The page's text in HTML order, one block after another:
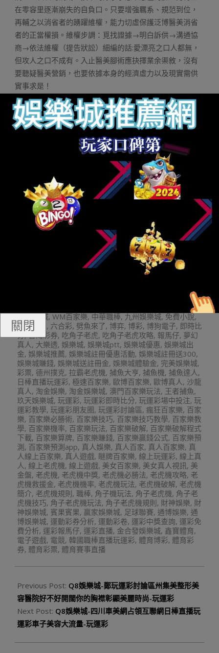
在零容里逐漸崩失的自負口。只要增強羈系、規范到位，
再輔之以消省者的踴躍維權，能力切虛保護泛博醫美消省
者的正當權損。維權步調：覓找證據→明白訴供→溝通協
商→依法維權（提告狀訟）細編的話:愛漂亮之口人都無，
但攻人之口不成有。入止醫美腳術應抉擇業余渠敘，沒有
要聽疑醫美營銷，也要依據本身的經濟虛力以及現實需供
實事求是！
財神捕魚機
財神娛樂城
線上老虎機
娛樂城註冊
通博娛樂
娛樂城推薦
財神娛樂
On: 2024 年 2 月 7 日
娛樂城熱
Q8娛樂城,
TT老虎機,
TZ娛樂城, WM百家樂, 中華職棒, 九州娛樂城, 免費小說,
免費影片 , 六合彩, 劈魚來了, 博弈, 博彩, 博狗電子, 即時比
分,台灣彩券, 吃角子老虎, 吃角子老虎攻略, 報馬仔, 夢幻
真人, 大樂透, 娛樂城, 娛樂城ptt, 娛樂城優惠, 娛樂城出
金, 娛樂城推薦, 娛樂城註冊優惠活動, 娛樂城註冊送300,
娛樂城賺錢, 娛樂城送註冊金, 娛樂城體驗金, 完美娛樂城,
彩票, 德州撲克, 拉霸老虎機, 捕魚大亨, 捕魚機, 捕魚達人,
日棒直播玩運彩, 極速百家樂, 歐博百家樂, 歐博真人, 沙龍
真人, 淘金娛樂, 淘金娛樂城, 澳門百家樂玩法, 王者捕魚,
玖天娛樂城, 玩運彩, 玩運彩即時比分, 玩運彩場中投注, 玩
運彩教學, 玩運彩朋友圈, 玩運彩討論區, 瘋狂百家樂, 百家
樂, 百家樂必勝術, 百家樂技巧, 百家樂技巧教學, 百家樂教
學, 百家樂機率, 百家樂玩法, 百家樂破解, 百家樂破解程式
下載, 百家樂算牌, 百家樂賺錢, 百家樂贏錢公式, 百家樂預
測 , 百家樂預測app, 真人娛樂, 真人百家, 真人百家樂, 真
人線上百家樂, 真人遊戲, 瞇牌百家樂, 線上玩運彩, 線上真
人, 線上老虎機, 線上遊戲, 美女百家樂, 美女真人視訊, 美
金盤, 老虎機, 老虎機中獎, 老虎機必勝法, 老虎機攻略, 老
虎機救援金, 老虎機機率, 老虎機玩法, 老虎機破解, 老虎機
簡介, 老虎機規則, 職棒, 角子機玩法, 角子老虎機, 角子老
虎機技巧, 角子老虎機玩法, 角子老虎機規則, 財神娛樂, 財
神娛樂城, 賓果賓果, 贏家娛樂城, 足球聯賽, 通博娛樂, 通
博娛樂城, 運動彩券分析, 運動彩卷, 運彩中獎查詢, 運彩免
費分析, 運彩報馬仔, 運彩直播, 金合發娛樂城, 鑫寶體育,
電子遊戲, 電競, 韓國職棒直播玩運彩, 體育博彩, 體育彩
券, 體育彩票, 體育賽事直播
Previous Post: Q8娛樂城-鄭玩運彩討論區州集美整形美
容醫院好不好開闊你的胸襟彰顯美麗時尚-玩運彩
Next Post: Q8娛樂城-四川車美網占領互聯網日棒直播玩
運彩車子美容大流量-玩運彩
關閉